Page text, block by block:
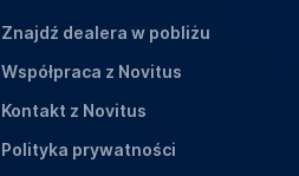
Znajdź dealera w pobliżu
Współpraca z Novitus
Kontakt z Novitus
Polityka prywatności